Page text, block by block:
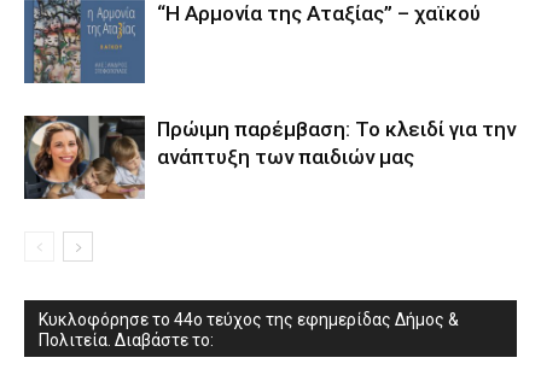
“Η Αρμονία της Αταξίας” – χαϊκού
Πρώιμη παρέμβαση: Το κλειδί για την
ανάπτυξη των παιδιών µας
Κυκλοφόρησε το 44ο τεύχος της εφημερίδας Δήμος &
Πολιτεία. Διαβάστε το: